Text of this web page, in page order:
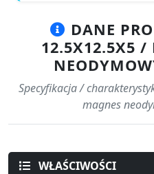
DANE
12.5X12.5X5 /
Specyfikacja /
magnes
WŁAŚCIWOŚCI